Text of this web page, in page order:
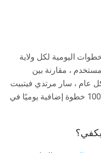
اليومية لكل ولاية
مستخدم ، مقارنة بين
2012 إلى 2014. بشكل عام ، سار مرتدي فيتبيت
7000 خطوة في اليوم في الشتاء و 1000 خطوة إضافية يوميًا في